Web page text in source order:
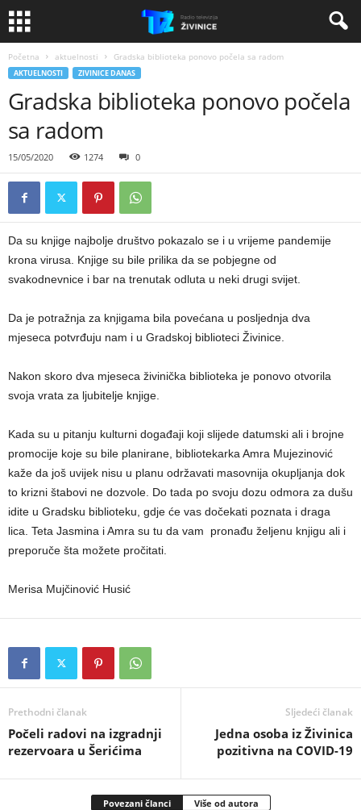
Početna aktuelnosti Gradska biblioteka ponovo počela sa radom
AKTUELNOSTI ZIVINICE DANAS
Gradska biblioteka ponovo počela
sa radom
15/05/2020 1274 0
Da su knjige najbolje društvo pokazalo se i u vrijeme pandemije
krona virusa. Knjige su bile prilika da se pobjegne od
svakodnevnice i bar na trenutak odluta u neki drugi svijet.
Da je potražnja za knjigama bila povećana u posljednja dva
mjeseca potvrđuju nam i u Gradskoj biblioteci Živinice.
Nakon skoro dva mjeseca živinička biblioteka je ponovo otvorila
svoja vrata za ljubitelje knjige.
Kada su u pitanju kulturni događaji koji slijede datumski ali i brojne
promocije koje su bile planirane, bibliotekarka Amra Mujezinović
kaže da još uvijek nisu u planu održavati masovnija okupljanja dok
to krizni štabovi ne dozvole. Do tada po svoju dozu odmora za dušu
idite u Gradsku biblioteku, gdje će vas dočekati poznata i draga
lica. Teta Jasmina i Amra su tu da vam pronađu željenu knjigu ali i
preporuče šta možete pročitati.
Merisa Mujčinović Husić
Prethodni članak
Počeli radovi na izgradnji
rezervoara u Šerićima
Sljedeći članak
Jedna osoba iz Živinica
pozitivna na COVID-19
Povezani članci Više od autora